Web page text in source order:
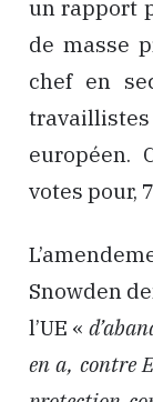
un rapport
de masse
chef en
européen.
votes pour,
Snowden
l’UE «
en a, contre